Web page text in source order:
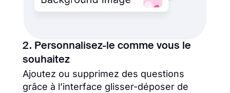
2. Personnalisez-le comme vous le
souhaitez
Ajoutez ou supprimez des questions
grâce à l’interface glisser-déposer de